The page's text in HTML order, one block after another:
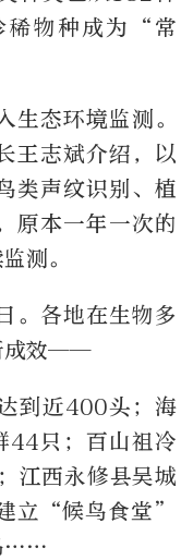
稀物种成为“常
生态环境监测。
王志斌介绍，以
类声纹识别、植
原本一年一次的
测。
。各地在生物多
成效——
到近400头；海
44只；百山祖冷
江西永修县吴城
立“候鸟食堂”
……